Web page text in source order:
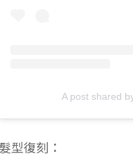
A post shared by
型復刻：